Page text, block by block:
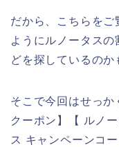
だから、こちらをご
ようにルノータス
どを探しているのか
そこで今回はせっか
クーポン】【 ルノ
ス キャンペーンコ